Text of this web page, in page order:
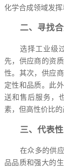
化学合成领域发挥
二、寻找
选择工业级
先，供应商的资
性。其次，供应
定性和品质。此
送和售后服务，
素，但高性价比的
三、代表
在众多的供
品品质和强大的